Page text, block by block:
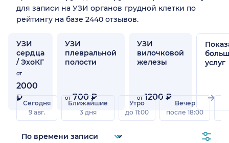
для записи на УЗИ органов грудной клетки по
рейтингу на базе 2440 отзывов.
УЗИ
сердца
/ ЭхоКГ
от
2000
₽
УЗИ
плевральной
полости
от 700 ₽
УЗИ
вилочковой
железы
от 1200 ₽
услуг
Сегодня
9 авг.
Ближайшие
3 дня
Утро
до 11:00
Вечер
после 18:00
8